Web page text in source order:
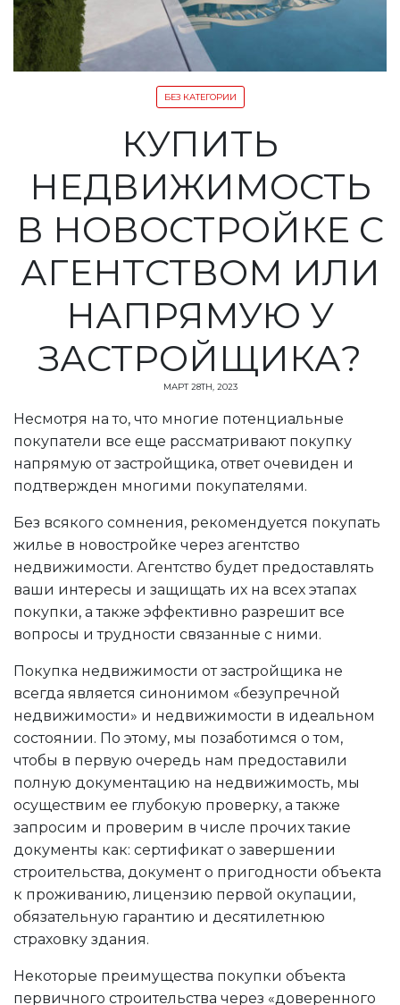
БЕЗ КАТЕГОРИИ
КУПИТЬ
НЕДВИЖИМОСТЬ
В НОВОСТРОЙКЕ С
АГЕНТСТВОМ ИЛИ
НАПРЯМУЮ У
ЗАСТРОЙЩИКА?
МАРТ 28TH, 2023
Несмотря на то, что многие потенциальные
покупатели все еще рассматривают покупку
напрямую от застройщика, ответ очевиден и
подтвержден многими покупателями.
Без всякого сомнения, рекомендуется покупать
жилье в новостройке через агентство
недвижимости. Агентство будет предоставлять
ваши интересы и защищать их на всех этапах
покупки, а также эффективно разрешит все
вопросы и трудности связанные с ними.
Покупка недвижимости от застройщика не
всегда является синонимом «безупречной
недвижимости» и недвижимости в идеальном
состоянии. По этому, мы позаботимся о том,
чтобы в первую очередь нам предоставили
полную документацию на недвижимость, мы
осуществим ее глубокую проверку, а также
запросим и проверим в числе прочих такие
документы как: сертификат о завершении
строительства, документ о пригодности объекта
к проживанию, лицензию первой окупации,
обязательную гарантию и десятилетнюю
страховку здания.
Некоторые преимущества покупки объекта
первичного строительства через «доверенного